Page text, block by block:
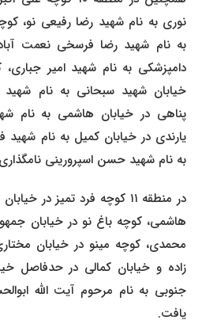
نوری به نام شهید رضا رفیعی نو،
به نام شهید رضا فرسخی نعمت
دامپزشکی به نام شهید امیر
خیابان شهید سبحانی به نام شهید
پناهی در خیابان هاشمی به نام
یارندی در خیابان کمیل به نام شهید
به نام شهید حسن اسپرورینی نامگذاری
در منطقه ۱۱ کوچه فرد تمیز در
هاشمی، کوچه باغ نو در خیابان
محمدی، کوچه مینو در خیابان
زاده و خیابان کمالی در حدفاصل
جنوبی به نام مرحوم آیت الله
یافت.